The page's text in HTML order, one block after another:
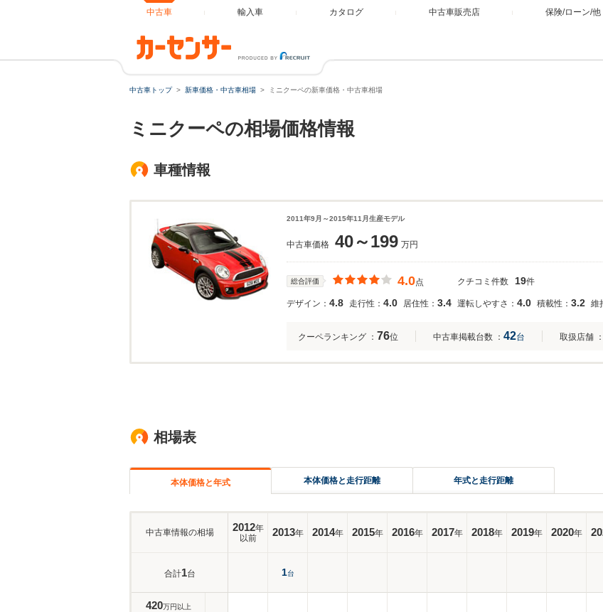
中古車 輸入車 カタログ 中古車販売店 保険/ローン/他
中古車トップ 新車価格・中古車相場 ミニクーペの新車価格・中古車相場
ミニクーペの相場価格情報
車種情報
2011年9月～2015年11月生産モデル
中古車価格 40～199 万円
総合評価 4.0点 クチコミ件数 19件
デザイン： 4.8 走行性： 4.0 居住性： 3.4 運転しやすさ： 4.0 積載性： 3.2 維
クーペランキング ： 76位 中古車掲載台数 ： 42台 取扱店舗 ：
相場表
本体価格と年式 本体価格と走行距離 年式と走行距離
中古車情報の相場 2012年
以前
2013年 2014年 2015年 2016年 2017年 2018年 2019年 2020年
合計1台 1台
420万円以上